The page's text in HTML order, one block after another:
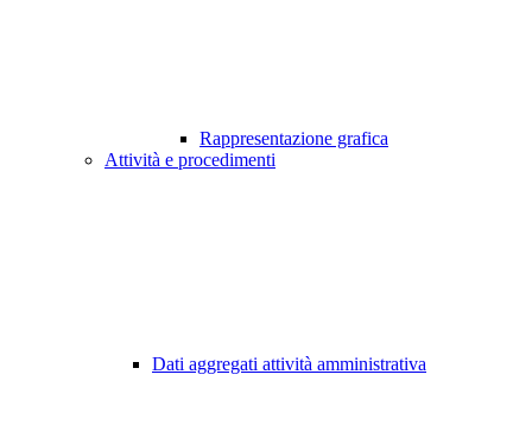
Rappresentazione grafica
Attività e procedimenti
Dati aggregati attività amministrativa